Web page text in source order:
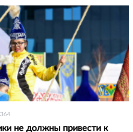
не должны привести к